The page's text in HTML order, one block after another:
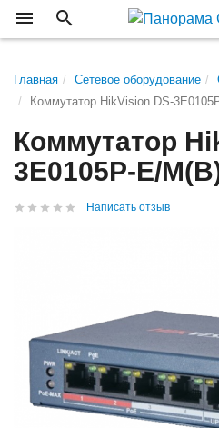
Главная Сетевое оборудование
Коммутатор HikVision DS-
Коммутатор
3E0105P-E/
Написать отзыв